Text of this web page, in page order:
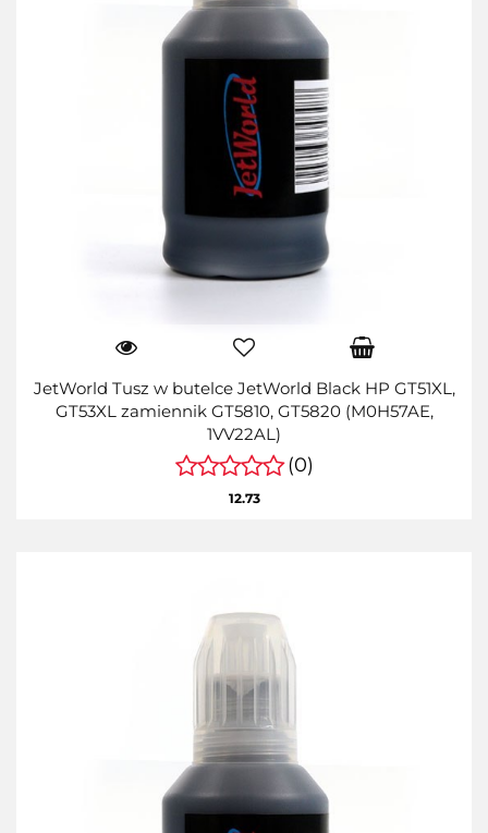
JetWorld Tusz w butelce JetWorld Black HP GT51XL,
GT53XL zamiennik GT5810, GT5820 (M0H57AE,
1VV22AL)
(0)
12.73